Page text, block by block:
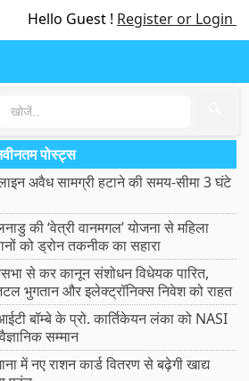
Hello Guest ! Register or Login
पोस्ट्स
अवैध सामग्री हटाने की समय-सीमा 3 घंटे
की ‘वेत्री वानमगल’ योजना से महिला
को ड्रोन तकनीक का सहारा
से कर कानून संशोधन विधेयक पारित,
भुगतान और इलेक्ट्रॉनिक्स निवेश को राहत
बॉम्बे के प्रो. कार्तिकेयन लंका को NASI
सम्मान
में नए राशन कार्ड वितरण से बढ़ेगी खाद्य